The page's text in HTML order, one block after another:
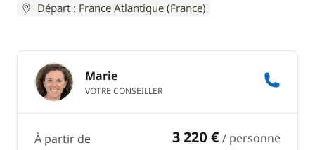
Départ : France Atlantique (France)
Marie
VOTRE CONSEILLER
À partir de 3 220 €/ personne